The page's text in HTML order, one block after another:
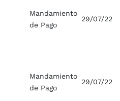
Mandamiento
de Pago
29/07/22
Mandamiento
de Pago
29/07/22